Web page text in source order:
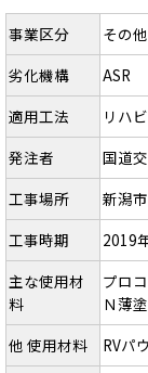
事業区分
その他
劣化機構
ASR
適用工法
リハ
発注者
国道
工事場所
新潟
工事時期
2019
主な使用材
料
プロ
Ｎ薄
他 使用材料
RVパ